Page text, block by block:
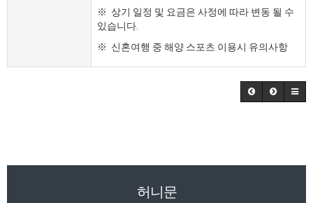
※ 상기 일정 및 요금은 사정에 따라 변동 될 수
있습니다.
※ 신혼여행 중 해양 스포츠 이용시 유의사항
허니문